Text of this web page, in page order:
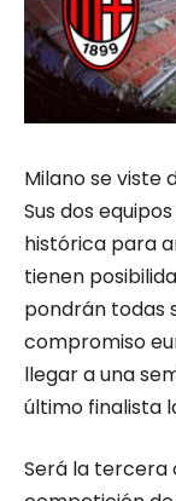
Milano se viste
Sus dos
histórica para
tienen
pondrán todas
compromiso
llegar a una
último finalista
Será la tercera